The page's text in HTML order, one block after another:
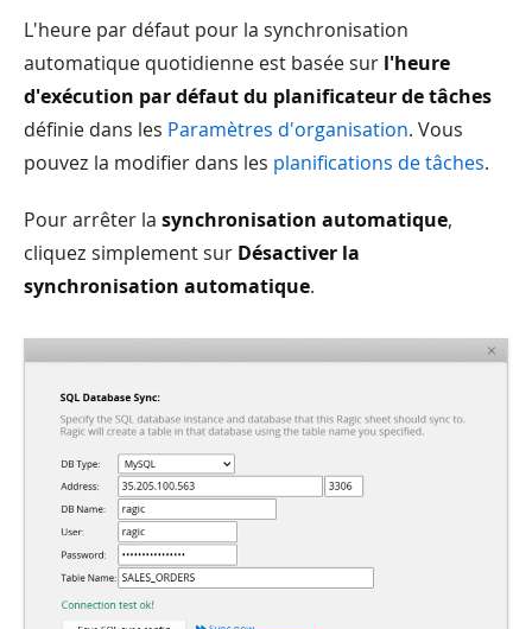
L'heure par défaut pour la synchronisation
automatique quotidienne est basée sur l'heure
d'exécution par défaut du planificateur de tâches
définie dans les Paramètres d'organisation. Vous
pouvez la modifier dans les planifications de tâches.
Pour arrêter la synchronisation automatique,
cliquez simplement sur Désactiver la
synchronisation automatique.